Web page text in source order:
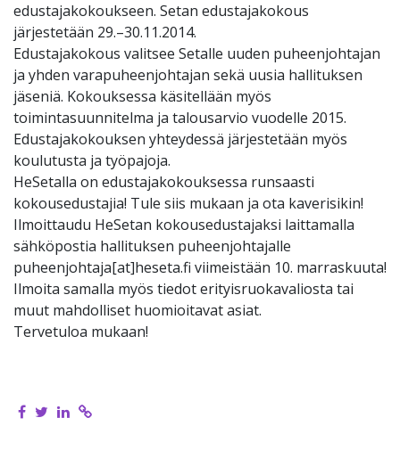
edustajakokoukseen. Setan edustajakokous
järjestetään 29.–30.11.2014.
Edustajakokous valitsee Setalle uuden puheenjohtajan
ja yhden varapuheenjohtajan sekä uusia hallituksen
jäseniä. Kokouksessa käsitellään myös
toimintasuunnitelma ja talousarvio vuodelle 2015.
Edustajakokouksen yhteydessä järjestetään myös
koulutusta ja työpajoja.
HeSetalla on edustajakokouksessa runsaasti
kokousedustajia! Tule siis mukaan ja ota kaverisikin!
Ilmoittaudu HeSetan kokousedustajaksi laittamalla
sähköpostia hallituksen puheenjohtajalle
puheenjohtaja[at]heseta.fi viimeistään 10. marraskuuta!
Ilmoita samalla myös tiedot erityisruokavaliosta tai
muut mahdolliset huomioitavat asiat.
Tervetuloa mukaan!